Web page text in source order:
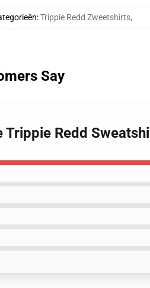
:Trippie Redd Zweetshirts,
Say
Redd